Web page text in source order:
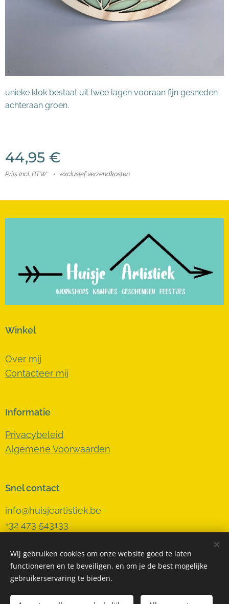
unieke klok bestaat uit twee lagen vooraan fijn gesneden
achteraan groen.
44,95 €
Prijs Incl. BTW exclusief verzendkosten
Winkel
Over mij
Contacteer mij
Informatie
Privacybeleid
Algemene Voorwaarden
Snel contact
info@huisjeartistiek.be
+32 473 543133
Cookies
Wij gebruiken cookies om onze website goed te laten
functioneren en te beveiligen, en om je de best mogelijke
gebruikerservaring te bieden.